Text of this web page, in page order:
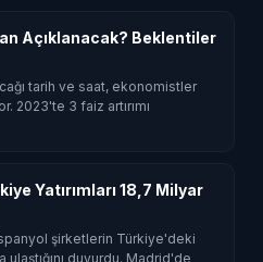
Açıklanacak? Beklentiler
tarih ve saat, ekonomistler
2023'te 3 faiz artırımı
Yatırımları 18,7 Milyar
şirketlerin Türkiye'deki
ulaştığını duyurdu. Madrid'de